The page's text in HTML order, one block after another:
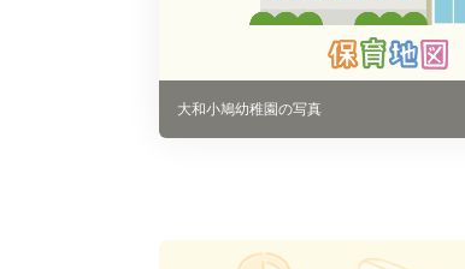
大和小鳩幼稚園の写真